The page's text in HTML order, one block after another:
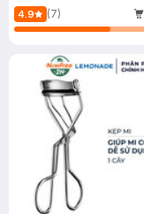
4.9 (7)